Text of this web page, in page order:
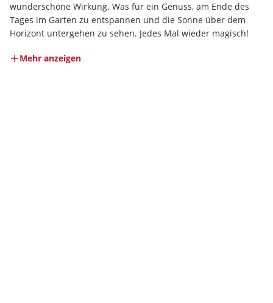
wunderschöne Wirkung. Was für ein Genuss, am Ende des
Tages im Garten zu entspannen und die Sonne über dem
Horizont untergehen zu sehen. Jedes Mal wieder magisch!
Mehr anzeigen